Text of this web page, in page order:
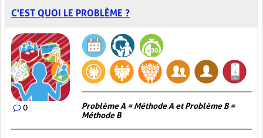
C'EST QUOI LE PROBLÈME ?
0
Problème A = Méthode A et Problème B =
Méthode B